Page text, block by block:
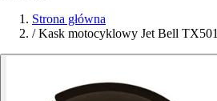
Strona główna
/ Kask motocyklowy Jet Bell TX501